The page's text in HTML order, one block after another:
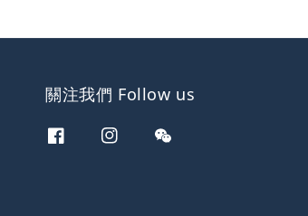
關注我們 Follow us